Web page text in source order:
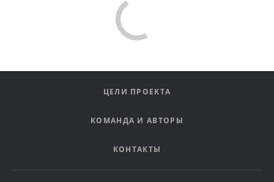
ЦЕЛИ ПРОЕКТА
КОМАНДА И АВТОРЫ
КОНТАКТЫ